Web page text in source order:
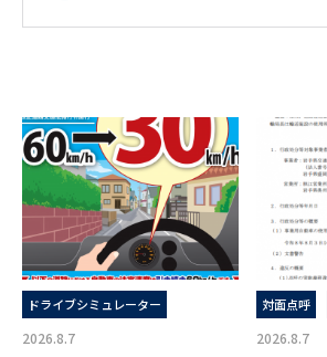
ドライブシミュレーター
2026.8.7
対面点呼
2026.8.7